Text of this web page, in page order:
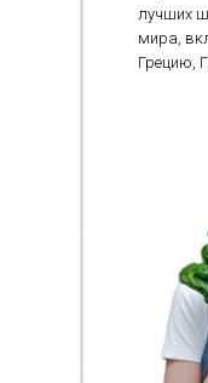
лучших
мира,
Грецию,